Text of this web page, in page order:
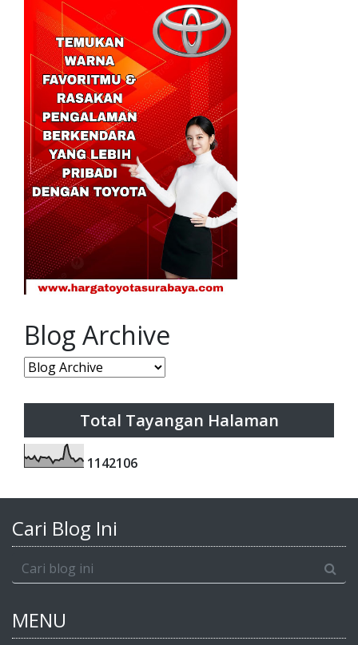
Blog Archive
Total Tayangan Halaman
1142106
Cari Blog Ini
MENU